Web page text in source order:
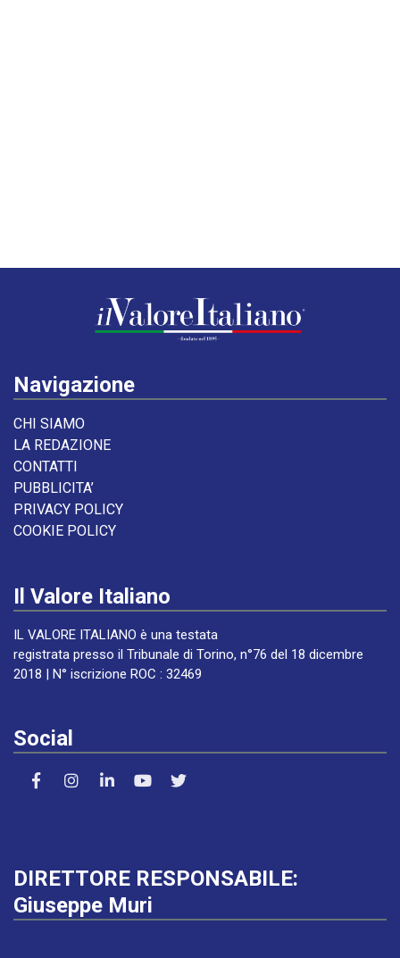
Navigazione
CHI SIAMO
LA REDAZIONE
CONTATTI
PUBBLICITA’
PRIVACY POLICY
COOKIE POLICY
Il Valore Italiano
IL VALORE ITALIANO è una testata
registrata presso il Tribunale di Torino, n°76 del 18 dicembre
2018 | N° iscrizione ROC : 32469
Social
DIRETTORE RESPONSABILE:
Giuseppe Muri